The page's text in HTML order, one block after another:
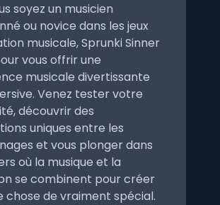
soyez un musicien
ou novice dans les jeux
musicale, Sprunki Sinner
vous offrir une
musicale divertissante
Venez tester votre
découvrir des
uniques entre les
et vous plonger dans
où la musique et la
se combinent pour créer
chose de vraiment spécial.